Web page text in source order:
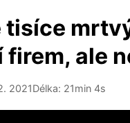
tisíce
firem, ale
2021Délka: 21min 4s